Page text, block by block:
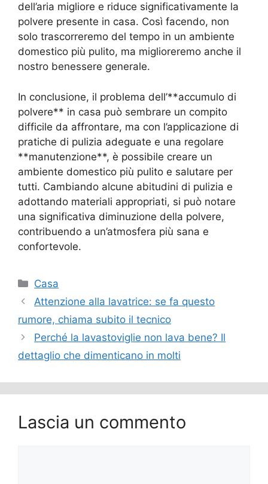
dell’aria migliore e riduce significativamente la
polvere presente in casa. Così facendo, non
solo trascorreremo del tempo in un ambiente
domestico più pulito, ma miglioreremo anche il
nostro benessere generale.
In conclusione, il problema dell’**accumulo di
polvere** in casa può sembrare un compito
difficile da affrontare, ma con l’applicazione di
pratiche di pulizia adeguate e una regolare
**manutenzione**, è possibile creare un
ambiente domestico più pulito e salutare per
tutti. Cambiando alcune abitudini di pulizia e
adottando materiali appropriati, si può notare
una significativa diminuzione della polvere,
contribuendo a un’atmosfera più sana e
confortevole.
Categorie
Casa
Attenzione alla lavatrice: se fa questo
rumore, chiama subito il tecnico
Perché la lavastoviglie non lava bene? Il
dettaglio che dimenticano in molti
Lascia un commento